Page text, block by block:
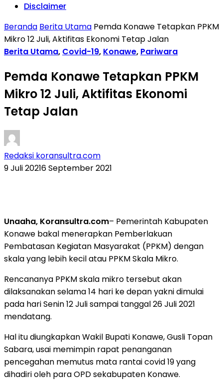
Disclaimer
Beranda Berita Utama Pemda Konawe Tetapkan PPKM
Mikro 12 Juli, Aktifitas Ekonomi Tetap Jalan
Berita Utama, Covid-19, Konawe, Pariwara
Pemda Konawe Tetapkan PPKM
Mikro 12 Juli, Aktifitas Ekonomi
Tetap Jalan
Redaksi koransultra.com
9 Juli 20216 September 2021
Unaaha, Koransultra.com– Pemerintah Kabupaten
Konawe bakal menerapkan Pemberlakuan
Pembatasan Kegiatan Masyarakat (PPKM) dengan
skala yang lebih kecil atau PPKM Skala Mikro.
Rencananya PPKM skala mikro tersebut akan
dilaksanakan selama 14 hari ke depan yakni dimulai
pada hari Senin 12 Juli sampai tanggal 26 Juli 2021
mendatang.
Hal itu diungkapkan Wakil Bupati Konawe, Gusli Topan
Sabara, usai memimpin rapat penanganan
pencegahan memutus mata rantai covid 19 yang
dihadiri oleh para OPD sekabupaten Konawe.